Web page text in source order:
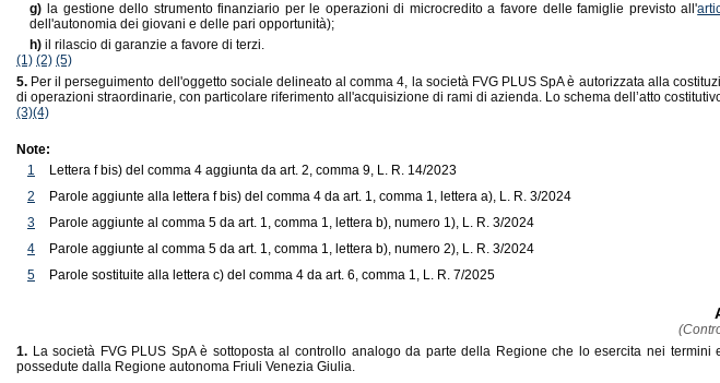
g) la gestione dello strumento finanziario per le operazioni di microcredito a favore delle famiglie previsto all'
dell'autonomia dei giovani e delle pari opportunità);
h)il rilascio di garanzie a favore di terzi.
(1) (2) (5)
5. Per il perseguimento dell'oggetto sociale delineato al comma 4, la società FVG PLUS SpA è autorizzata alla
di operazioni straordinarie, con particolare riferimento all'acquisizione di rami di azienda. Lo schema dell’atto
(3)(4)
Note:
1
Lettera f bis) del comma 4 aggiunta da art. 2, comma 9, L. R. 14/2023
2
Parole aggiunte alla lettera f bis) del comma 4 da art. 1, comma 1, lettera a), L. R. 3/2024
3
Parole aggiunte al comma 5 da art. 1, comma 1, lettera b), numero 1), L. R. 3/2024
4
Parole aggiunte al comma 5 da art. 1, comma 1, lettera b), numero 2), L. R. 3/2024
5
Parole sostituite alla lettera c) del comma 4 da art. 6, comma 1, L. R. 7/2025
1. La società FVG PLUS SpA è sottoposta al controllo analogo da parte della Regione che lo esercita nei
possedute dalla Regione autonoma Friuli Venezia Giulia.